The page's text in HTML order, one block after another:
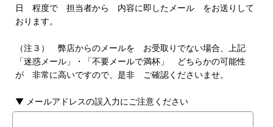
日 程度で 担当者から 内容に即したメール をお送りして
おります。
（注３） 弊店からのメールを お受取りでない場合、上記
「迷惑メール」・「不要メールで満杯」 どちらかの可能性
が 非常に高いですので、是非 ご確認くださいませ。
▼ メールアドレスの誤入力にご注意ください